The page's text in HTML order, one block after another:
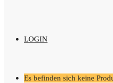
LOGIN
Es befinden sich keine